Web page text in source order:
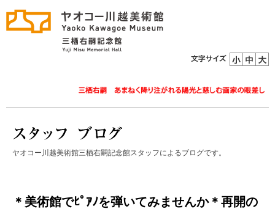
ヤオコー川越美術館三栖右嗣記念館スタッフによるブログです。
＊美術館でﾋﾟｱﾉを弾いてみませんか＊再開の